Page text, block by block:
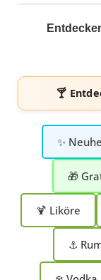
🍸
✨
🎁
🍹 Liköre
⚓